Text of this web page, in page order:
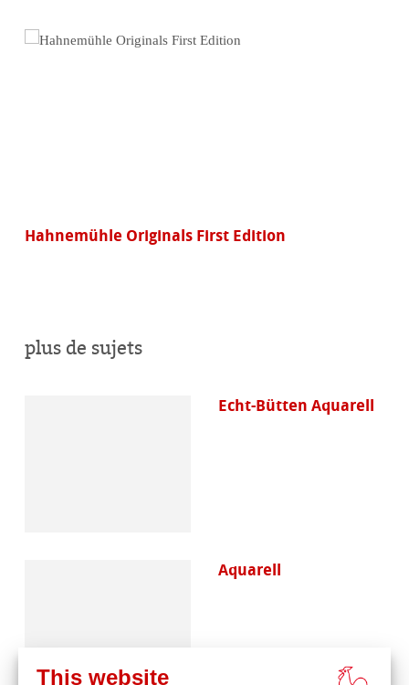
Hahnemühle Originals First Edition
plus de sujets
Echt-Bütten Aquarell
Aquarell
This website